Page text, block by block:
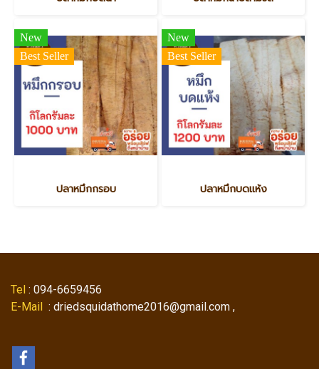
New
Best Seller
ปลาหมึกกรอบ
New
Best Seller
ปลาหมึกบดแห้ง
Tel : 094-6659456
E-Mail : driedsquidathome2016@gmail.com ,